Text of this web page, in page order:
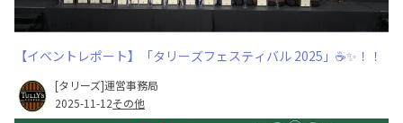
【イベントレポート】「タリーズフェスティバル 2025」☕✨！！
[タリーズ]運営事務局
2025-11-12その他